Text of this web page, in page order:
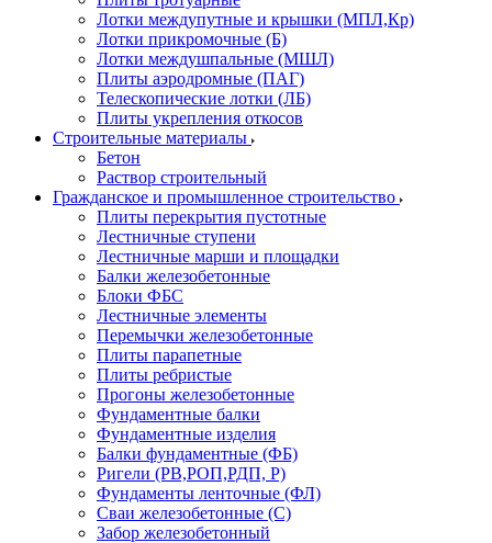
Лотки междупутные и крышки (МПЛ,Кр)
Лотки прикромочные (Б)
Лотки междушпальные (МШЛ)
Плиты аэродромные (ПАГ)
Телескопические лотки (ЛБ)
Плиты укрепления откосов
Строительные материалы
Бетон
Раствор строительный
Гражданское и промышленное строительство
Плиты перекрытия пустотные
Лестничные ступени
Лестничные марши и площадки
Балки железобетонные
Блоки ФБС
Лестничные элементы
Перемычки железобетонные
Плиты парапетные
Плиты ребристые
Прогоны железобетонные
Фундаментные балки
Фундаментные изделия
Балки фундаментные (ФБ)
Ригели (РВ,РОП,РДП, Р)
Фундаменты ленточные (ФЛ)
Сваи железобетонные (С)
Забор железобетонный